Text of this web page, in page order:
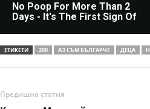
No Poop For More Than 2
Days - It's The First Sign Of
ЕТИКЕТИ 200 АЗ СЪМ БЪЛГАРЧЕ ДЕЦА
Предишна статия